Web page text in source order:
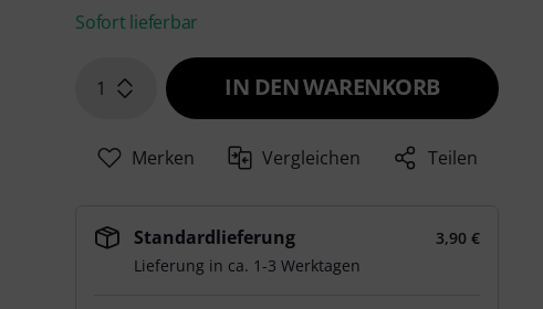
Sofort lieferbar
1 IN DEN WARENKORB
Merken Vergleichen Teilen
Standardlieferung
3,90 €
Lieferung in ca. 1-3 Werktagen